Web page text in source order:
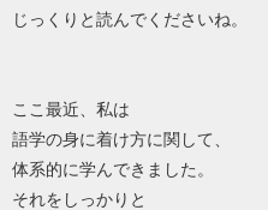
じっくりと読んでくださいね。
ここ最近、私は
語学の身に着け方に関して、
体系的に学んできました。
それをしっかりと